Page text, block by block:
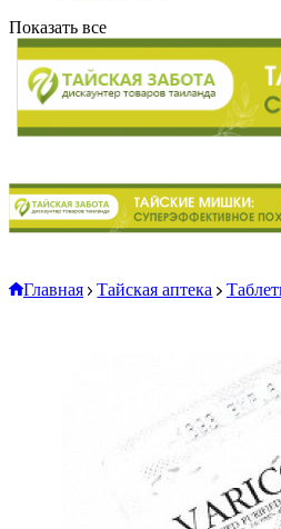
Показать все
Главная Тайская аптека